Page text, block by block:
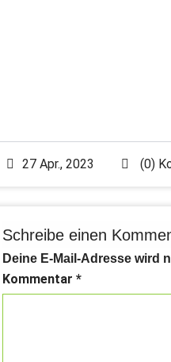
27 Apr., 2023 (0)
Schreibe einen
Deine E-Mail-Adresse wird
Kommentar *